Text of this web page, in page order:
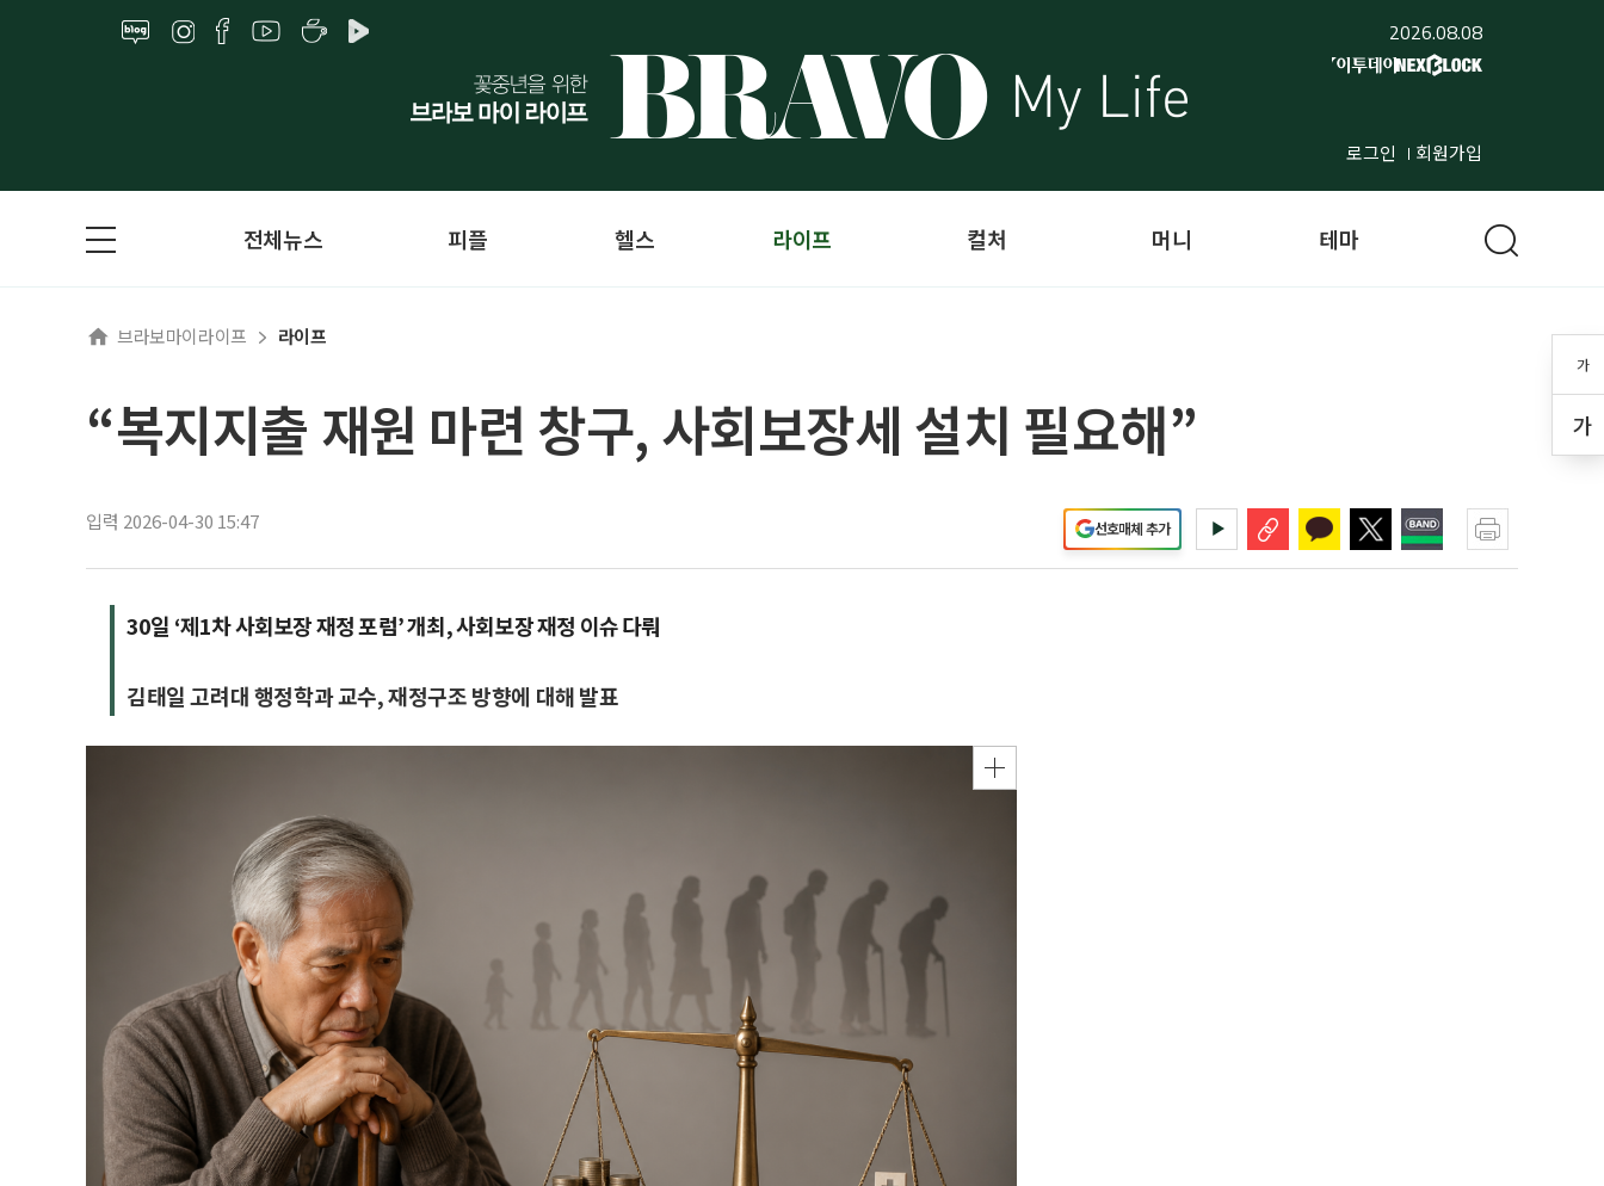
2026.08.08
로그인 회원가입
가
가
전체뉴스 피플 헬스 라이프 컬처 머니 테마
브라보마이라이프 라이프
“복지지출 재원 마련 창구, 사회보장세 설치 필요해”
입력 2026-04-30 15:47 선호매체 추가
30일 ‘제1차 사회보장 재정 포럼’ 개최, 사회보장 재정 이슈 다뤄
김태일 고려대 행정학과 교수, 재정구조 방향에 대해 발표